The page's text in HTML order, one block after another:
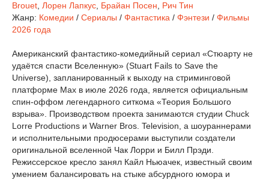
Brouet Лорен Лапкус Брайан Посен
Рич Тин
Жанр: Комедии / Сериалы / Фантастика / Фэнтези / Фильмы
2026 года
Американский фантастико-комедийный сериал «Стюарту не
удаётся спасти Вселенную» (Stuart Fails to Save the
Universe), запланированный к выходу на стриминговой
платформе Max в июле 2026 года, является официальным
спин-оффом легендарного ситкома «Теория Большого
взрыва». Производством проекта занимаются студии Chuck
Lorre Productions и Warner Bros. Television, а шоураннерами
и исполнительными продюсерами выступили создатели
оригинальной вселенной Чак Лорри и Билл Прэди.
Режиссерское кресло занял Кайл Ньюачек, известный своим
умением балансировать на стыке абсурдного юмора и